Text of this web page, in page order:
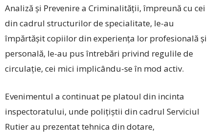
Analiză și Prevenire a Criminalității, împreună cu cei
din cadrul structurilor de specialitate, le-au
împărtășit copiilor din experiența lor profesională și
personală, le-au pus întrebări privind regulile de
circulație, cei mici implicându-se în mod activ.
Evenimentul a continuat pe platoul din incinta
inspectoratului, unde polițiștii din cadrul Serviciul
Rutier au prezentat tehnica din dotare,